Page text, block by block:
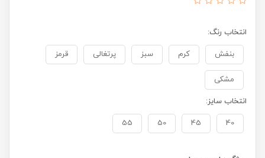
انتخاب رنگ:
بنفش کرم سبز پرتغالی قرمز
مشکی
انتخاب سایز:
40
45
50
55